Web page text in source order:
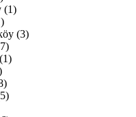
(1)
(3)